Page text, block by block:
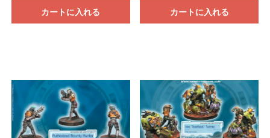
カートに入れる カートに入れる